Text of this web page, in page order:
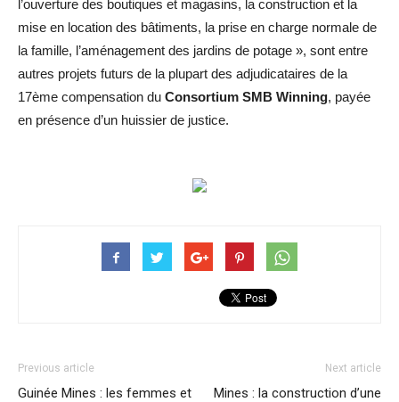
l’ouverture des boutiques et magasins, la construction et la
mise en location des bâtiments, la prise en charge normale de
la famille, l’aménagement des jardins de potage », sont entre
autres projets futurs de la plupart des adjudicataires de la
17ème compensation du Consortium SMB Winning, payée
en présence d’un huissier de justice.
Previous article
Guinée Mines : les femmes et
Next article
Mines : la construction d’une